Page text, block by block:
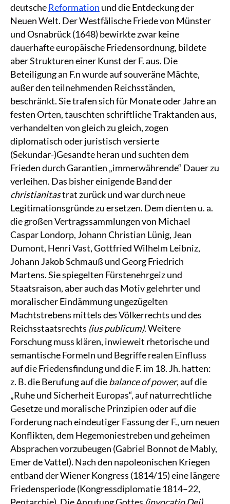
deutscheReformation und die Entdeckung der
Neuen Welt. Der Westfälische Friede von Münster
und Osnabrück (1648) bewirkte zwar keine
dauerhafte europäische Friedensordnung, bildete
aber Strukturen einer Kunst der F. aus. Die
Beteiligung an F.n wurde auf souveräne Mächte,
außer den teilnehmenden Reichsständen,
beschränkt. Sie trafen sich für Monate oder Jahre an
festen Orten, tauschten schriftliche Traktanden aus,
verhandelten von gleich zu gleich, zogen
diplomatisch oder juristisch versierte
(Sekundar-)Gesandte heran und suchten dem
Frieden durch Garantien „immerwährende“ Dauer zu
verleihen. Das bisher einigende Band der
christianitastrat zurück und war durch neue
Legitimationsgründe zu ersetzen. Dem dienten u. a.
die großen Vertragssammlungen von Michael
Caspar Londorp, Johann Christian Lünig, Jean
Dumont, Henri Vast, Gottfried Wilhelm Leibniz,
Johann Jakob Schmauß und Georg Friedrich
Martens. Sie spiegelten Fürstenehrgeiz und
Staatsraison, aber auch das Motiv gelehrter und
moralischer Eindämmung ungezügelten
Machtstrebens mittels des Völkerrechts und des
Reichsstaatsrechts (ius publicum). Weitere
Forschung muss klären, inwieweit rhetorische und
semantische Formeln und Begriffe realen Einfluss
auf die Friedensfindung und die F. im 18. Jh. hatten:
z. B. die Berufung auf diebalance of power, auf die
„Ruhe und Sicherheit Europas“, auf naturrechtliche
Gesetze und moralische Prinzipien oder auf die
Forderung nach eindeutiger Fassung der F., um neuen
Konflikten, dem Hegemoniestreben und geheimen
Absprachen vorzubeugen (Gabriel Bonnot de Mably,
Emer de Vattel). Nach den napoleonischen Kriegen
entband der Wiener Kongress (1814/15) eine längere
Friedensperiode (Kongressdiplomatie 1814–22,